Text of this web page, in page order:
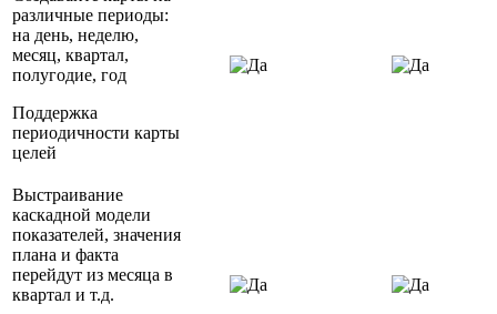
различные периоды:
на день, неделю,
месяц, квартал,
полугодие, год
Поддержка
периодичности карты
целей
Выстраивание
каскадной модели
показателей, значения
плана и факта
перейдут из месяца в
квартал и т.д.